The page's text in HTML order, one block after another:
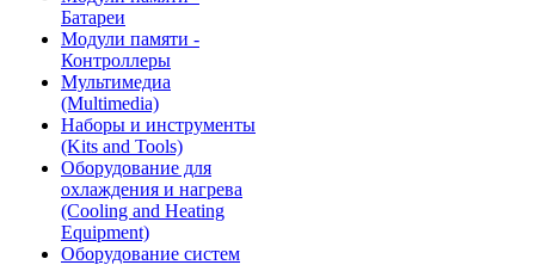
Батареи
Модули памяти -
Контроллеры
Мультимедиа
(Multimedia)
Наборы и инструменты
(Kits and Tools)
Оборудование для
охлаждения и нагрева
(Cooling and Heating
Equipment)
Оборудование систем